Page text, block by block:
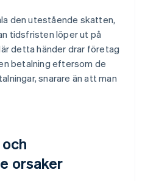
den utestående skatten,
tidsfristen löper ut på
detta händer drar företag
betalning eftersom de
snarare än att man
orsaker